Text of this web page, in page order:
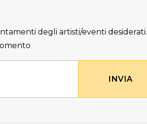
degli artisti/eventi desiderati.
INVIA